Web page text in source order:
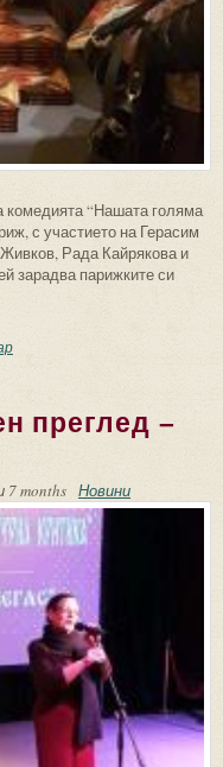
комедията “Нашата голяма
с участието на Герасим
Рада Кайрякова и
зарадва парижките си
Джеймс дьо Солей
преглед –
7 months Новини